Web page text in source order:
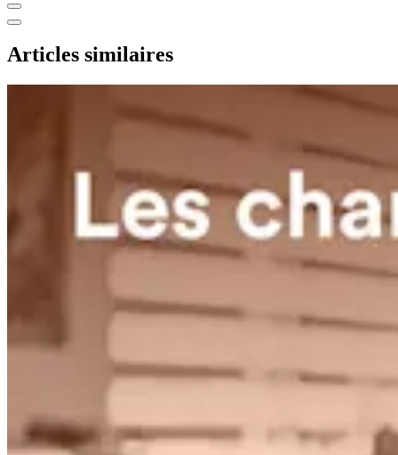
Articles similaires